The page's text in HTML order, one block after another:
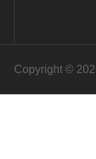
Copyright ©